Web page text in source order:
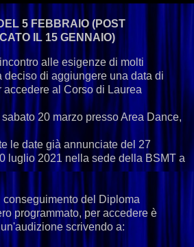
5 FEBBRAIO (POST
IL 15 GENNAIO)
alle esigenze di molti
deciso di aggiungere una data di
al Corso di Laurea
20 marzo presso Area Dance,
le date già annunciate del 27
luglio 2021 nella sede della BSMT a
conseguimento del Diploma
programmato, per accedere è
scrivendo a: